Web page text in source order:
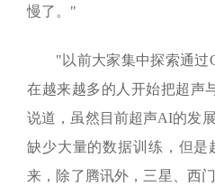
慢了。"
"以前大家集中探索通过
在越来越多的人开始把超声
说道，虽然目前超声AI的发
缺少大量的数据训练，但是
来，除了腾讯外，三星、西